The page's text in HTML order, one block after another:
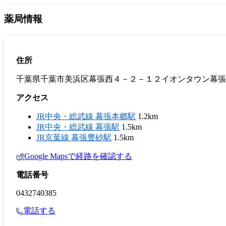
薬局情報
住所
千葉県千葉市美浜区幕張西４－２－１２イオンタウン幕
アクセス
JR中央・総武線 幕張本郷駅 1.2km
JR中央・総武線 幕張駅 1.5km
JR京葉線 幕張豊砂駅 1.5km
Google Mapsで経路を確認する
電話番号
0432740385
電話する